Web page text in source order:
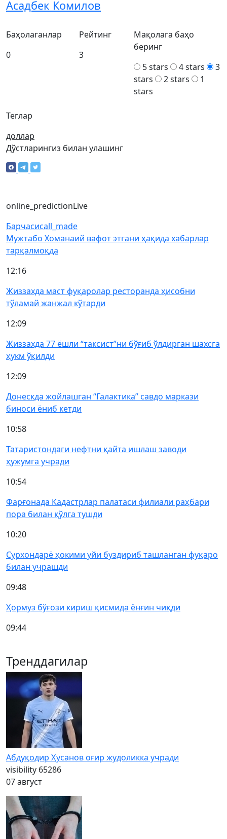
Асадбек Комилов
Теглар
доллар
Баҳолаганлар
0
Рейтинг
3
Мақолага баҳо
беринг
5 stars
4 stars
3
stars
2 stars
1
stars
Дўстларингиз билан улашинг
online_predictionLive
Барчасиcall_made
Мужтабо Хоманаий вафот этгани ҳақида хабарлар
тарқалмоқда
12:16
Жиззахда маст фуқаролар ресторанда ҳисобни
тўламай жанжал кўтарди
12:09
Жиззахда 77 ёшли “таксист”ни бўғиб ўлдирган шахсга
ҳукм ўқилди
12:09
Донескда жойлашган “Галактика” савдо маркази
биноси ёниб кетди
10:58
Татаристондаги нефтни қайта ишлаш заводи
ҳужумга учради
10:54
Фарғонада Кадастрлар палатаси филиали раҳбари
пора билан қўлга тушди
10:20
Сурхондарё ҳокими уйи буздириб ташланган фуқаро
билан учрашди
09:48
Ҳормуз бўғози кириш қисмида ёнғин чиқди
09:44
Тренддагилар
Абдуқодир Ҳусанов оғир жудоликка учради
visibility 65286
07 август